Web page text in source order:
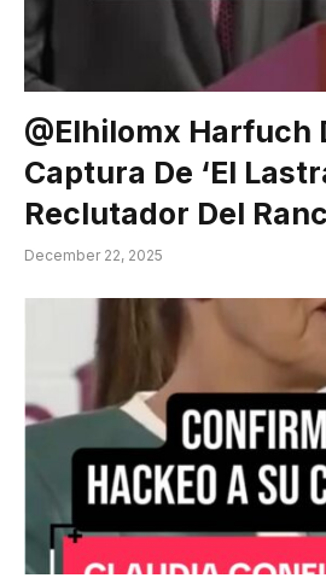
@elhilomx Harfuch
Captura De ‘El
Reclutador Del
December 22, 2025